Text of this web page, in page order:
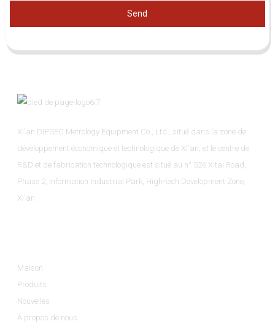
Send
Xi'an DIPSEC Metrology Equipment Co., Ltd., situé dans la zone de
développement économique et technologique de Xi'an, et le centre de
R&D et de fabrication technologique est situé au n° 526 Xitai Road,
Phase 2, Information Industrial Park, High-tech Development Zone,
Xi'an.
Maison
Produits
Nouvelles
À propos de nous